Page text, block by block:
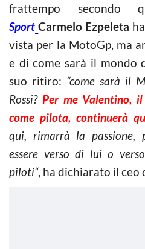
frattempo secondo
Sport Carmelo Ezpeleta
vista per la MotoGp, ma
e di come sarà il mondo
suo ritiro: “come sarà il
Rossi? Per me Valentino,
come pilota, continuerà
qui, rimarrà la passione,
essere verso di lui o
piloti“, ha dichiarato il ceo